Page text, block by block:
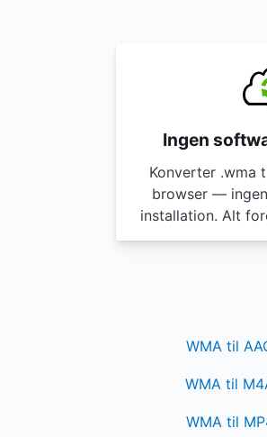
Ingen
Konverter .wma
browser —
installation. Alt
WMA til
WMA til
WMA til